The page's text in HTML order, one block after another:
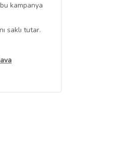
kampanya
saklı tutar.